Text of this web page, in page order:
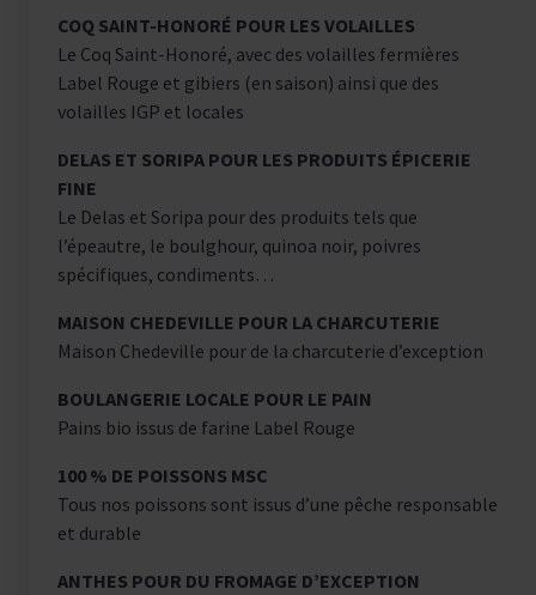
COQ SAINT-HONORÉ POUR LES VOLAILLES
Le Coq Saint-Honoré, avec des volailles fermières
Label Rouge et gibiers (en saison) ainsi que des
volailles IGP et locales
DELAS ET SORIPA POUR LES PRODUITS ÉPICERIE
FINE
Le Delas et Soripa pour des produits tels que
l’épeautre, le boulghour, quinoa noir, poivres
spécifiques, condiments…
MAISON CHEDEVILLE POUR LA CHARCUTERIE
Maison Chedeville pour de la charcuterie d’exception
BOULANGERIE LOCALE POUR LE PAIN
Pains bio issus de farine Label Rouge
100 % DE POISSONS MSC
Tous nos poissons sont issus d’une pêche responsable
et durable
ANTHES POUR DU FROMAGE D’EXCEPTION